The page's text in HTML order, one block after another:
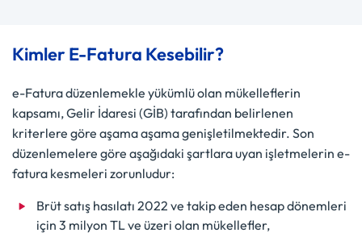
Kimler E-Fatura Kesebilir?
e-Fatura düzenlemekle yükümlü olan mükelleflerin
kapsamı, Gelir İdaresi (GİB) tarafından belirlenen
kriterlere göre aşama aşama genişletilmektedir. Son
düzenlemelere göre aşağıdaki şartlara uyan işletmelerin e-
fatura kesmeleri zorunludur:
Brüt satış hasılatı 2022 ve takip eden hesap dönemleri
için 3 milyon TL ve üzeri olan mükellefler,